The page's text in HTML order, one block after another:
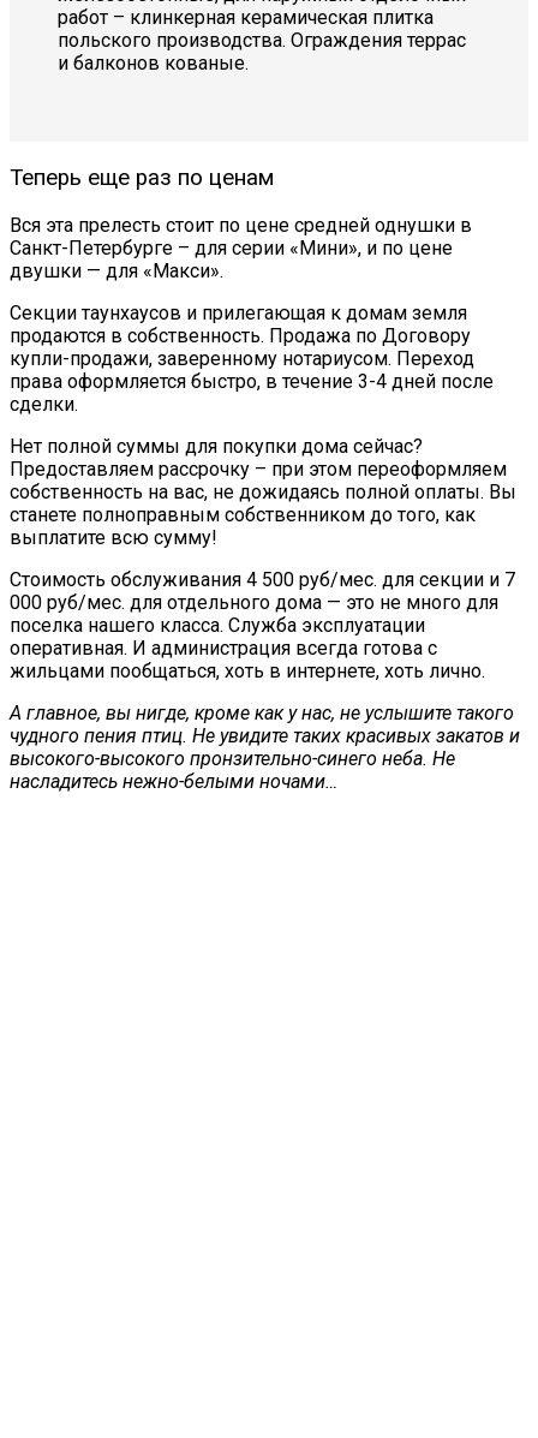
работ – клинкерная керамическая плитка
польского производства. Ограждения террас
и балконов кованые.
Теперь еще раз по ценам
Вся эта прелесть стоит по цене средней однушки в
Санкт-Петербурге – для серии «Мини», и по цене
двушки — для «Макси».
Секции таунхаусов и прилегающая к домам земля
продаются в собственность. Продажа по Договору
купли-продажи, заверенному нотариусом. Переход
права оформляется быстро, в течение 3-4 дней после
сделки.
Нет полной суммы для покупки дома сейчас?
Предоставляем рассрочку – при этом переоформляем
собственность на вас, не дожидаясь полной оплаты. Вы
станете полноправным собственником до того, как
выплатите всю сумму!
Стоимость обслуживания 4 500 руб/мес. для секции и 7
000 руб/мес. для отдельного дома — это не много для
поселка нашего класса. Служба эксплуатации
оперативная. И администрация всегда готова с
жильцами пообщаться, хоть в интернете, хоть лично.
А главное, вы нигде, кроме как у нас, не услышите такого
чудного пения птиц. Не увидите таких красивых закатов и
высокого-высокого пронзительно-синего неба. Не
насладитесь нежно-белыми ночами…